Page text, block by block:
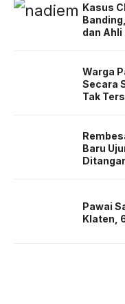
Kasus
dan Ahli
Warga
Secara
Tak
Baru
Pawai
Klaten,